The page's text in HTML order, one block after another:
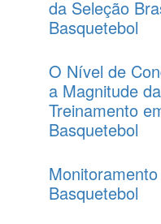
da Seleção
Basquetebol
O Nível de
a Magnitude
Treinamento
Basquetebol
Basquetebol